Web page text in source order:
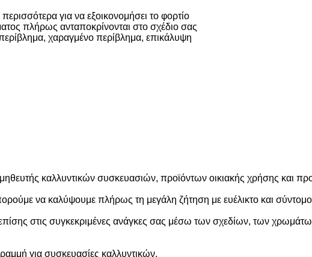
για να εξοικονομήσει το φορτίο
πλήρως ανταποκρίνονται στο σχέδιο σας
χαραγμένο περίβλημα, επικάλυψη
καλλυντικών συσκευασιών, προϊόντων οικιακής χρήσης και
να καλύψουμε πλήρως τη μεγάλη ζήτηση με ευέλικτο και
στις συγκεκριμένες ανάγκες σας μέσω των σχεδίων, των
για συσκευασίες καλλυντικών.